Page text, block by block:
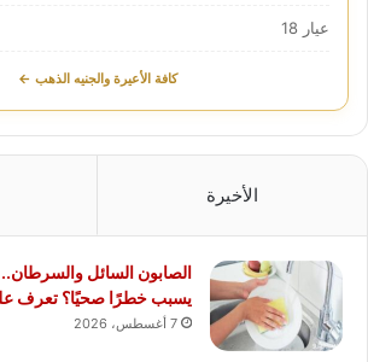
عيار 18
كافة الأعيرة والجنيه الذهب ←
الأخيرة
الصابون السائل
يسبب خطرًا صحيًا؟ تعرف
7 أغسطس، 2026